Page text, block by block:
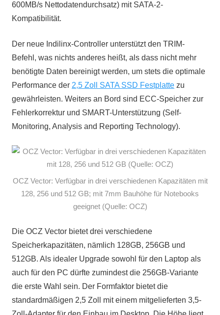
600MB/s Nettodatendurchsatz) mit SATA-2-
Kompatibilität.
Der neue Indilinx-Controller unterstützt den TRIM-
Befehl, was nichts anderes heißt, als dass nicht mehr
benötigte Daten bereinigt werden, um stets die optimale
Performance der 2,5 Zoll SATA SSD Festplatte zu
gewährleisten. Weiters an Bord sind ECC-Speicher zur
Fehlerkorrektur und SMART-Unterstützung (Self-
Monitoring, Analysis and Reporting Technology).
OCZ Vector: Verfügbar in drei verschiedenen Kapazitäten mit
128, 256 und 512 GB; mit 7mm Bauhöhe für Notebooks
geeignet (Quelle: OCZ)
Die OCZ Vector bietet drei verschiedene
Speicherkapazitäten, nämlich 128GB, 256GB und
512GB. Als idealer Upgrade sowohl für den Laptop als
auch für den PC dürfte zumindest die 256GB-Variante
die erste Wahl sein. Der Formfaktor bietet die
standardmäßigen 2,5 Zoll mit einem mitgelieferten 3,5-